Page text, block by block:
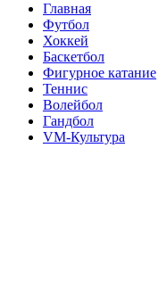
Главная
Футбол
Хоккей
Баскетбол
Фигурное катание
Теннис
Волейбол
Гандбол
VM-Культура